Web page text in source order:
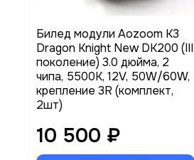
Билед модули Aozoom K3
Dragon Knight New DK200 (III
поколение) 3.0 дюйма, 2
чипа, 5500K, 12V, 50W/60W,
крепление 3R (комплект,
2шт)
10 500 ₽